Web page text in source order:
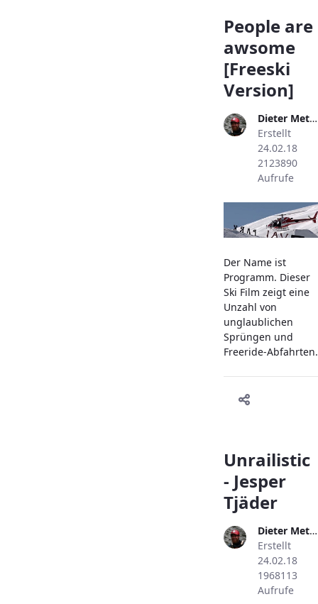
People are
awsome
[Freeski
Version]
Dieter Metzler
Erstellt
24.02.18
2123890
Aufrufe
Der Name ist
Programm. Dieser
Ski Film zeigt eine
Unzahl von
unglaublichen
Sprüngen und
Freeride-Abfahrten.
Unrailistic
- Jesper
Tjäder
Dieter Metzler
Erstellt
24.02.18
1968113
Aufrufe